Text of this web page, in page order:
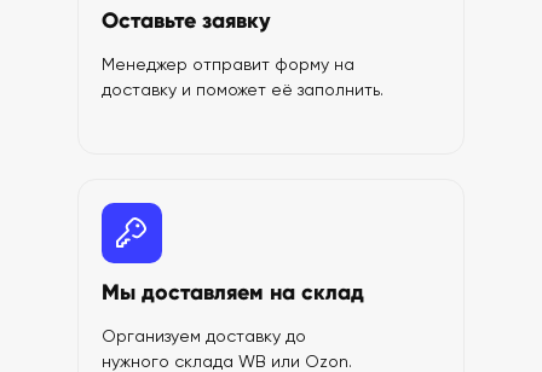
Оставьте заявку
Менеджер отправит форму на
доставку и поможет её заполнить.
Мы доставляем на склад
Организуем доставку до
нужного склада WB или Ozon.